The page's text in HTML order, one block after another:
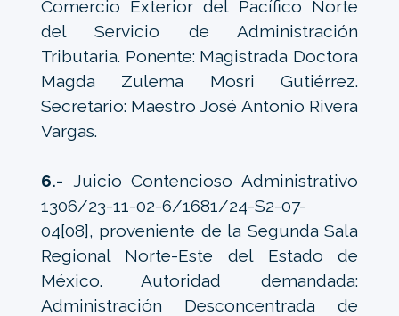
Comercio Exterior del Pacífico Norte
del Servicio de Administración
Tributaria. Ponente: Magistrada Doctora
Magda Zulema Mosri Gutiérrez.
Secretario: Maestro José Antonio Rivera
Vargas.
6.- Juicio Contencioso Administrativo
1306/23-11-02-6/1681/24-S2-07-
04[08], proveniente de la Segunda Sala
Regional Norte-Este del Estado de
México. Autoridad demandada:
Administración Desconcentrada de